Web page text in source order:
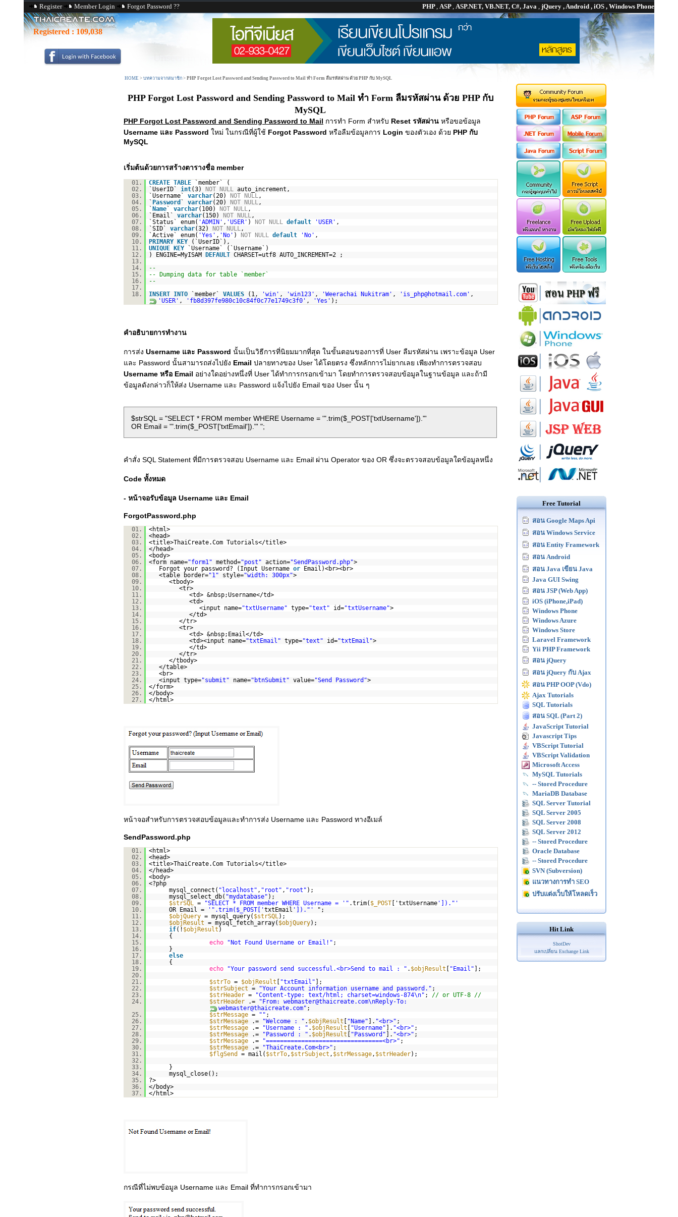
Register Member Login Forgot Password ?? PHP, ASP, ASP.NET, VB.NET, C#, Java , jQuery , Android , iOS , Windows Phone
Registered : 109,038
HOME > บทความจากสมาชิก > PHP Forgot Lost Password and Sending Password to Mail ทำ Form ลืมรหัสผ่าน ด้วย PHP กับ MySQL
PHP Forgot Lost Password and Sending Password to Mail ทำ Form ลืมรหัสผ่าน ด้วย PHP กับ
MySQL
PHP Forgot Lost Password and Sending Password to Mail การทำ Form สำหรับ Reset รหัสผ่าน หรือขอข้อมูล
Username และ Password ใหม่ ในกรณีที่ผู้ใช้ Forgot Password หรือลืมข้อมูลการ Login ของตัวเอง ด้วย PHP กับ
MySQL
เริ่มต้นด้วยการสร้างตารางชื่อ member
01. CREATE TABLE
`member` (
02.
`UserID` int(3) NOT NULL auto_increment,
03.
`Username` varchar(20) NOT NULL,
04.
` Password ` varchar(20) NOT NULL,
05.
` Name` varchar(100) NOT NULL,
06.
`Email` varchar(150) NOT NULL,
07.
`Status` enum( 'ADMIN' , 'USER' ) NOT NULL default 'USER' ,
08.
`SID` varchar(32) NOT NULL,
09.
`Active` enum( 'Yes' , 'No' ) NOT NULL default 'No' ,
10.
PRIMARY KEY
(`UserID`),
11.
UNIQUE KEY
`Username` (`Username`)
12.
) ENGINE=MyISAM DEFAULT CHARSET=utf8 AUTO_INCREMENT=2 ;
13.
14.
--
15.
-- Dumping data for table `member`
16.
--
17.
18.
INSERT INTO `member` VALUES (1, 'win' , 'win123' , 'Weerachai Nukitram' , 'is_php@hotmail.com' ,
'USER' , 'fb8d397fe980c10c84f0c77e1749c3f0' , 'Yes' );
คำอธิบายการทำงาน
การส่ง Username และ Password นั้นเป็นวิธีการที่นิยมมากที่สุด ในขั้นตอนของการที่ User ลืมรหัสผ่าน เพราะข้อมูล User
และ Password นั้นสามารถส่งไปยัง Email ปลายทางของ User ได้โดยตรง ซึ่งหลักการไม่ยากเลย เพียงทำการตรวจสอบ
Username หรือ Email อย่างใดอย่างหนึ่งที่ User ได้ทำการกรอกเข้ามา โดยทำการตรวจสอบข้อมูลในฐานข้อมูล และถ้ามี
ข้อมูลดังกล่าวก็ให้ส่ง Username และ Password แจ้งไปยัง Email ของ User นั้น ๆ
$strSQL = "SELECT * FROM member WHERE Username = '".trim($_POST['txtUsername'])."'
OR Email = '".trim($_POST['txtEmail'])."' ";
คำสั่ง SQL Statement ที่มีการตรวจสอบ Username และ Email ผ่าน Operator ของ OR ซึ่งจะตรวจสอบข้อมูลใดข้อมูลหนึ่ง
Code ทั้งหมด
- หน้าจอรับข้อมูล Username และ Email
ForgotPassword.php
01.
<html>
02.
<head>
03.
<title>ThaiCreate.Com Tutorials</title>
04.
</head>
05.
<body>
06.
<form name="form1" method="post" action="SendPassword.php">
07.
Forgot your password? (Input Username or
Email)<br><br>
08.
<table border="1" style="width: 300px">
09.
<tbody>
10.
<tr>
11.
<td> &nbsp;Username</td>
12.
<td>
13.
<input name="txtUsername" type="text" id="txtUsername">
14.
</td>
15.
</tr>
16.
<tr>
17.
<td> &nbsp;Email</td>
18.
<td><input name="txtEmail" type="text" id="txtEmail">
19.
</td>
20.
</tr>
21.
</tbody>
22.
</table>
23.
<br>
24.
<input type="submit" name="btnSubmit" value="Send Password">
25.
</form>
26.
</body>
27.
</html>
หน้าจอสำหรับการตรวจสอบข้อมูลและทำการส่ง Username และ Password ทางอีเมล์
SendPassword.php
01.
<html>
02.
<head>
03.
<title>ThaiCreate.Com Tutorials</title>
04.
</head>
05.
<body>
06.
<?php
07.
mysql_connect( "localhost" , "root" , "root" );
08.
mysql_select_db( "mydatabase" );
09.
$strSQL = "SELECT * FROM member WHERE Username = '" .trim( $_POST['txtUsername'])."'
10.
OR Email = '".trim($_POST['txtEmail '])."'
";
11.
$objQuery = mysql_query( $strSQL);
12.
$objResult = mysql_fetch_array( $objQuery);
13.
if(! $objResult )
14.
{
15.
echo "Not Found Username or Email!" ;
16.
}
17.
else
18.
{
19.
echo "Your password send successful.<br>Send to mail : " . $objResult "Email" ];
20.
21.
$strTo = $objResult "txtEmail" ];
22.
$strSubject = "Your Account information username and password." ;
23.
$strHeader = "Content-type: text/html; charset=windows-874\n" ;
// or UTF-8 //
24.
$strHeader .=
"From: webmaster@thaicreate.com\nReply-To:
webmaster@thaicreate.com" ;
25.
$strMessage = "" ;
26.
$strMessage .= "Welcome : " . $objResult "Name" ]. "<br>" ;
27.
$strMessage .= "Username : " . $objResult "Username" ]. "<br>" ;
28.
$strMessage .= "Password : " . $objResult "Password" ]. "<br>" ;
29.
$strMessage .= "=================================<br>" ;
30.
$strMessage .= "ThaiCreate.Com<br>" ;
31.
$flgSend = mail( $strTo, $strSubject , $strMessage, $strHeader);
32.
33.
}
34.
mysql_close();
35.
?>
36.
</body>
37.
</html>
กรณีที่ไม่พบข้อมูล Username และ Email ที่ทำการกรอกเข้ามา
Free Tutorial
สอน Google Maps Api
สอน Windows Service
สอน Entity Framework
สอน Android
สอน Java เขียน Java
Java GUI Swing
สอน JSP (Web App)
iOS (iPhone,iPad)
Windows Phone
Windows Azure
Windows Store
Laravel Framework
Yii PHP Framework
สอน jQuery
สอน jQuery กับ Ajax
สอน PHP OOP (Vdo)
Ajax Tutorials
SQL Tutorials
สอน SQL (Part 2)
JavaScript Tutorial
Javascript Tips
VBScript Tutorial
VBScript Validation
Microsoft Access
MySQL Tutorials
-- Stored Procedure
MariaDB Database
SQL Server Tutorial
SQL Server 2005
SQL Server 2008
SQL Server 2012
-- Stored Procedure
Oracle Database
-- Stored Procedure
SVN (Subversion)
แนวทางการทำ SEO
ปรับแต่งเว็บให้โหลดเร็ว
Hit Link
ShotDev
แลกเปลี่ยน Exchange Link